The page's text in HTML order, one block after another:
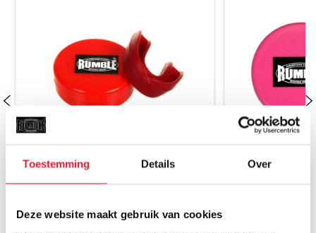
Toestemming Details Over
Deze website maakt gebruik van cookies
€5.50€4.95